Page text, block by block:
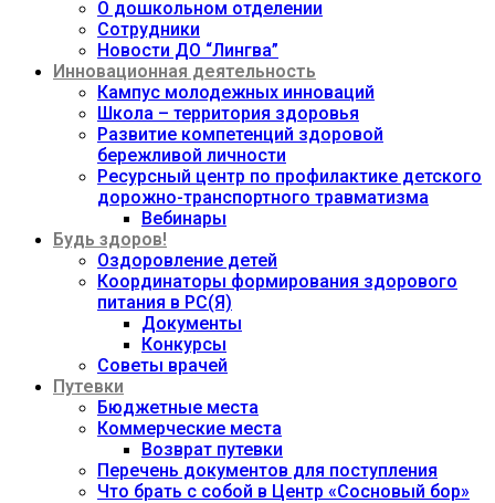
О дошкольном отделении
Сотрудники
Новости ДО “Лингва”
Инновационная деятельность
Кампус молодежных инноваций
Школа – территория здоровья
Развитие компетенций здоровой
бережливой личности
Ресурсный центр по профилактике детского
дорожно-транспортного травматизма
Вебинары
Будь здоров!
Оздоровление детей
Координаторы формирования здорового
питания в РС(Я)
Документы
Конкурсы
Советы врачей
Путевки
Бюджетные места
Коммерческие места
Возврат путевки
Перечень документов для поступления
Что брать с собой в Центр «Сосновый бор»